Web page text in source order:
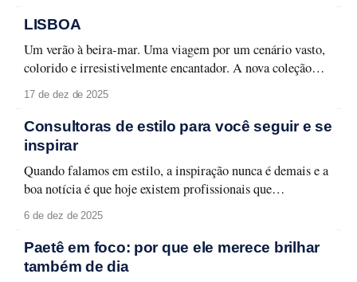
impecável, é fundamental ter um nécessaire preparado.
LISBOA
Um verão à beira-mar. Uma viagem por um cenário vasto,
colorido e irresistivelmente encantador. A nova coleção
Lisboa celebra a capital lusitana em toda a sua forma leve e
contam histórias memoráveis. Lisboa se revela em detalhes
que traduzem seu espírito urbano
17 de dez de 2025
Consultoras de estilo para você seguir e se
inspirar
Quando falamos em estilo, a inspiração nunca é demais e a
boa notícia é que hoje existem profissionais que
transformam moda em aprendizado, aplicabilidade e
merecem atenção e que podem transformar a forma como
você olha para o seu guarda-roupa, sua rotina
6 de dez de 2025
Paetê em foco: por que ele merece brilhar
também de dia